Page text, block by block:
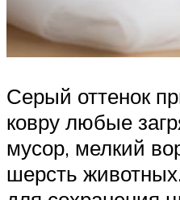
Серый оттенок
ковру любые
мусор, мелкий
шерсть